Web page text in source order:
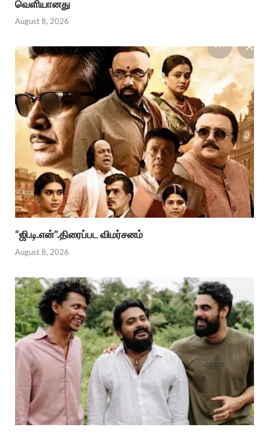
வெளியானது
August 8, 2026
“ஜி.டி.என்”.திரைப்பட விமர்சனம்
August 8, 2026